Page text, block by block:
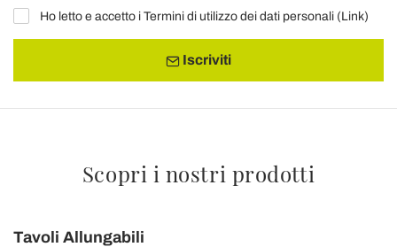
Ho letto e accetto i Termini di utilizzo dei dati personali (Link)
Iscriviti
Scopri i nostri prodotti
Tavoli Allungabili